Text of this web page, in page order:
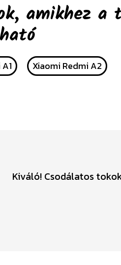
amikhez a
Xiaomi Redmi A2
Kiváló! Csodálatos